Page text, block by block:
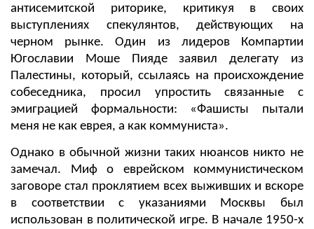
антисемитской риторике, критикуя в своих
выступлениях спекулянтов, действующих на
черном рынке. Один из лидеров Компартии
Югославии Моше Пияде заявил делегату из
Палестины, который, ссылаясь на происхождение
собеседника, просил упростить связанные с
эмиграцией формальности: «Фашисты пытали
меня не как еврея, а как коммуниста».
Однако в обычной жизни таких нюансов никто не
замечал. Миф о еврейском коммунистическом
заговоре стал проклятием всех выживших и вскоре
в соответствии с указаниями Москвы был
использован в политической игре. В начале 1950-х